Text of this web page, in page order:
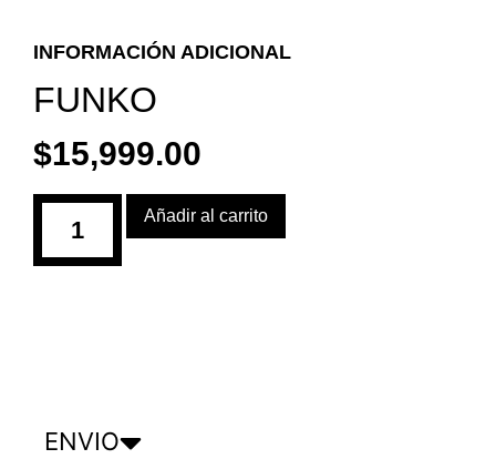
INFORMACIÓN ADICIONAL
FUNKO
$15,999.00
Añadir al carrito
ENVIO